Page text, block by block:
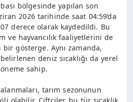
bölgesinde yapılan son
2026 tarihinde saat 04:59’da
derece olarak kaydedildi. Bu
ve hayvancılık faaliyetlerini de
gösterge. Aynı zamanda,
deniz sıcaklığı da yerel
sahip.
tarım sezonunun